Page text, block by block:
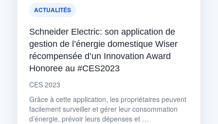
ACTUALITÉS
Schneider Electric: son application de
gestion de l’énergie domestique Wiser
récompensée d’un Innovation Award
Honoree au #CES2023
CES 2023
Grâce à cette application, les propriétaires peuvent
facilement surveiller et gérer leur consommation
d’énergie, prévoir leurs dépenses et …